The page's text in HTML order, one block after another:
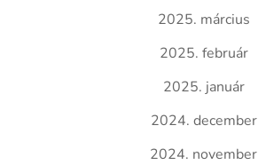
2025. március
2025. február
2025. január
2024. december
2024. november